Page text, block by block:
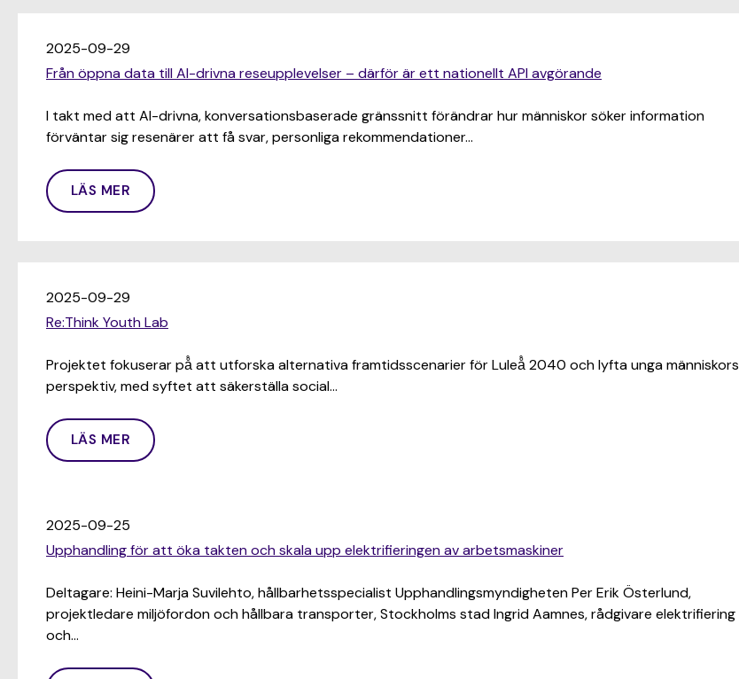
2025-09-29
Från öppna data till AI-drivna reseupplevelser – därför är ett nationellt API avgörande
I takt med att AI-drivna, konversationsbaserade gränssnitt förändrar hur människor söker information
förväntar sig resenärer att få svar, personliga rekommendationer…
LÄS MER
2025-09-29
Re:Think Youth Lab
Projektet fokuserar på̊ att utforska alternativa framtidsscenarier för Luleå̊ 2040 och lyfta unga människors
perspektiv, med syftet att säkerställa social…
LÄS MER
2025-09-25
Upphandling för att öka takten och skala upp elektrifieringen av arbetsmaskiner
Deltagare: Heini-Marja Suvilehto, hållbarhetsspecialist Upphandlingsmyndigheten Per Erik Österlund,
projektledare miljöfordon och hållbara transporter, Stockholms stad Ingrid Aamnes, rådgivare elektrifiering
och…